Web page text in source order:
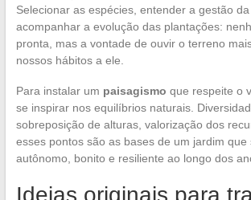
Selecionar as espécies, entender a gestão da
acompanhar a evolução das plantações:
pronta, mas a vontade de ouvir o terreno
nossos hábitos a ele.
Para instalar um paisagismo que respeite o
se inspirar nos equilíbrios naturais.
sobreposição de alturas, valorização dos
esses pontos são as bases de um jardim que
autônomo, bonito e resiliente ao longo dos
Ideias originais para